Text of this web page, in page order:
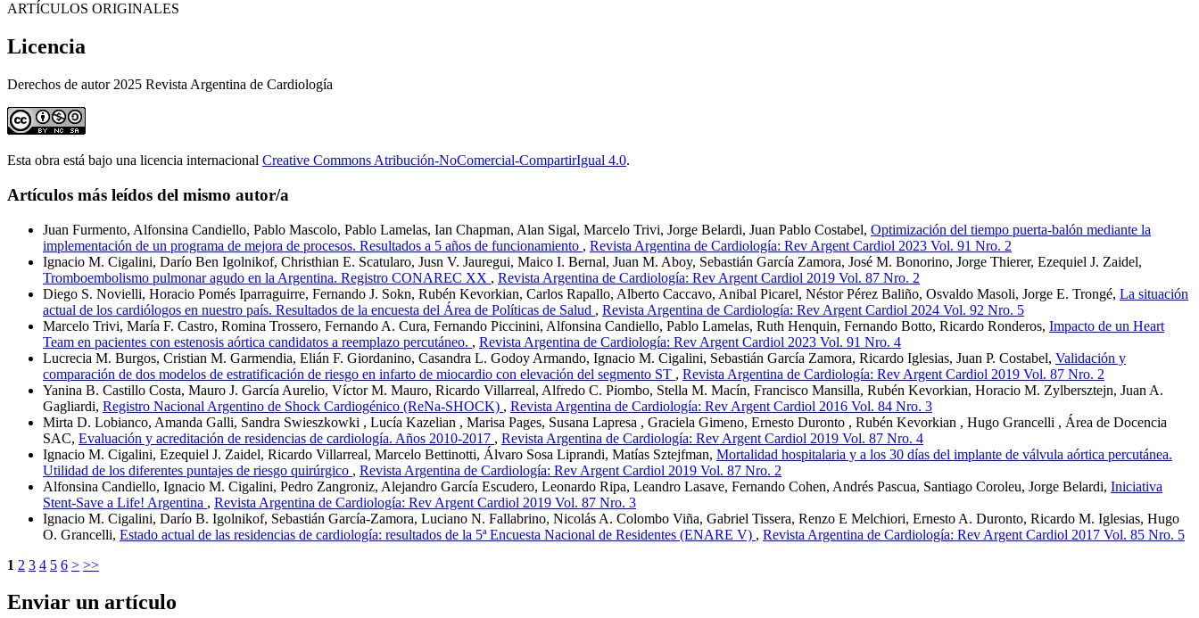
ARTÍCULOS ORIGINALES
Licencia
Derechos de autor 2025 Revista Argentina de Cardiología
Esta obra está bajo una licencia internacional Creative Commons Atribución-NoComercial-CompartirIgual 4.0.
Artículos más leídos del mismo autor/a
Juan Furmento, Alfonsina Candiello, Pablo Mascolo, Pablo Lamelas, Ian Chapman, Alan Sigal, Marcelo Trivi, Jorge Belardi, Juan Pablo Costabel, Optimización del tiempo puerta-balón mediante la
implementación de un programa de mejora de procesos. Resultados a 5 años de funcionamiento , Revista Argentina de Cardiología: Rev Argent Cardiol 2023 Vol. 91 Nro. 2
Ignacio M. Cigalini, Darío Ben Igolnikof, Christhian E. Scatularo, Jusn V. Jauregui, Maico I. Bernal, Juan M. Aboy, Sebastián García Zamora, José M. Bonorino, Jorge Thierer, Ezequiel J. Zaidel,
Tromboembolismo pulmonar agudo en la Argentina. Registro CONAREC XX , Revista Argentina de Cardiología: Rev Argent Cardiol 2019 Vol. 87 Nro. 2
Diego S. Novielli, Horacio Pomés Iparraguirre, Fernando J. Sokn, Rubén Kevorkian, Carlos Rapallo, Alberto Caccavo, Anibal Picarel, Néstor Pérez Baliño, Osvaldo Masoli, Jorge E. Trongé, La situación
actual de los cardiólogos en nuestro país. Resultados de la encuesta del Área de Políticas de Salud , Revista Argentina de Cardiología: Rev Argent Cardiol 2024 Vol. 92 Nro. 5
Marcelo Trivi, María F. Castro, Romina Trossero, Fernando A. Cura, Fernando Piccinini, Alfonsina Candiello, Pablo Lamelas, Ruth Henquin, Fernando Botto, Ricardo Ronderos, Impacto de un Heart
Team en pacientes con estenosis aórtica candidatos a reemplazo percutáneo. , Revista Argentina de Cardiología: Rev Argent Cardiol 2023 Vol. 91 Nro. 4
Lucrecia M. Burgos, Cristian M. Garmendia, Elián F. Giordanino, Casandra L. Godoy Armando, Ignacio M. Cigalini, Sebastián García Zamora, Ricardo Iglesias, Juan P. Costabel, Validación y
comparación de dos modelos de estratificación de riesgo en infarto de miocardio con elevación del segmento ST , Revista Argentina de Cardiología: Rev Argent Cardiol 2019 Vol. 87 Nro. 2
Yanina B. Castillo Costa, Mauro J. García Aurelio, Víctor M. Mauro, Ricardo Villarreal, Alfredo C. Piombo, Stella M. Macín, Francisco Mansilla, Rubén Kevorkian, Horacio M. Zylbersztejn, Juan A.
Gagliardi, Registro Nacional Argentino de Shock Cardiogénico (ReNa-SHOCK) , Revista Argentina de Cardiología: Rev Argent Cardiol 2016 Vol. 84 Nro. 3
Mirta D. Lobianco, Amanda Galli, Sandra Swieszkowki , Lucía Kazelian , Marisa Pages, Susana Lapresa , Graciela Gimeno, Ernesto Duronto , Rubén Kevorkian , Hugo Grancelli , Área de Docencia
SAC, Evaluación y acreditación de residencias de cardiología. Años 2010-2017 , Revista Argentina de Cardiología: Rev Argent Cardiol 2019 Vol. 87 Nro. 4
Ignacio M. Cigalini, Ezequiel J. Zaidel, Ricardo Villarreal, Marcelo Bettinotti, Álvaro Sosa Liprandi, Matías Sztejfman, Mortalidad hospitalaria y a los 30 días del implante de válvula aórtica percutánea.
Utilidad de los diferentes puntajes de riesgo quirúrgico , Revista Argentina de Cardiología: Rev Argent Cardiol 2019 Vol. 87 Nro. 2
Alfonsina Candiello, Ignacio M. Cigalini, Pedro Zangroniz, Alejandro García Escudero, Leonardo Ripa, Leandro Lasave, Fernando Cohen, Andrés Pascua, Santiago Coroleu, Jorge Belardi, Iniciativa
Stent-Save a Life! Argentina , Revista Argentina de Cardiología: Rev Argent Cardiol 2019 Vol. 87 Nro. 3
Ignacio M. Cigalini, Darío B. Igolnikof, Sebastián García-Zamora, Luciano N. Fallabrino, Nicolás A. Colombo Viña, Gabriel Tissera, Renzo E Melchiori, Ernesto A. Duronto, Ricardo M. Iglesias, Hugo
O. Grancelli, Estado actual de las residencias de cardiología: resultados de la 5ª Encuesta Nacional de Residentes (ENARE V) , Revista Argentina de Cardiología: Rev Argent Cardiol 2017 Vol. 85 Nro. 5
1 2 3 4 5 6 > >>
Enviar un artículo